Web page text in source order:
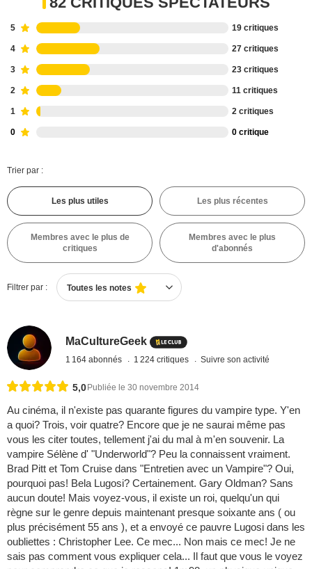
5 19 critiques
4 27 critiques
3 23 critiques
2 11 critiques
1 2 critiques
0 0 critique
Trier par :
Les plus utiles Les plus récentes
Membres avec le plus de
critiques
Membres avec le plus
d'abonnés
Filtrer par : Toutes les notes
MaCultureGeek
1 164 abonnés 1 224 critiques Suivre son activité
5,0 Publiée le 30 novembre 2014
Au cinéma, il n'existe pas quarante figures du vampire type. Y'en
a quoi? Trois, voir quatre? Encore que je ne saurai même pas
vous les citer toutes, tellement j'ai du mal à m'en souvenir. La
vampire Sélène d' "Underworld"? Peu la connaissent vraiment.
Brad Pitt et Tom Cruise dans "Entretien avec un Vampire"? Oui,
pourquoi pas! Bela Lugosi? Certainement. Gary Oldman? Sans
aucun doute! Mais voyez-vous, il existe un roi, quelqu'un qui
règne sur le genre depuis maintenant presque soixante ans ( ou
plus précisément 55 ans ), et a envoyé ce pauvre Lugosi dans les
oubliettes : Christopher Lee. Ce mec... Non mais ce mec! Je ne
sais pas comment vous expliquer cela... Il faut que vous le voyez